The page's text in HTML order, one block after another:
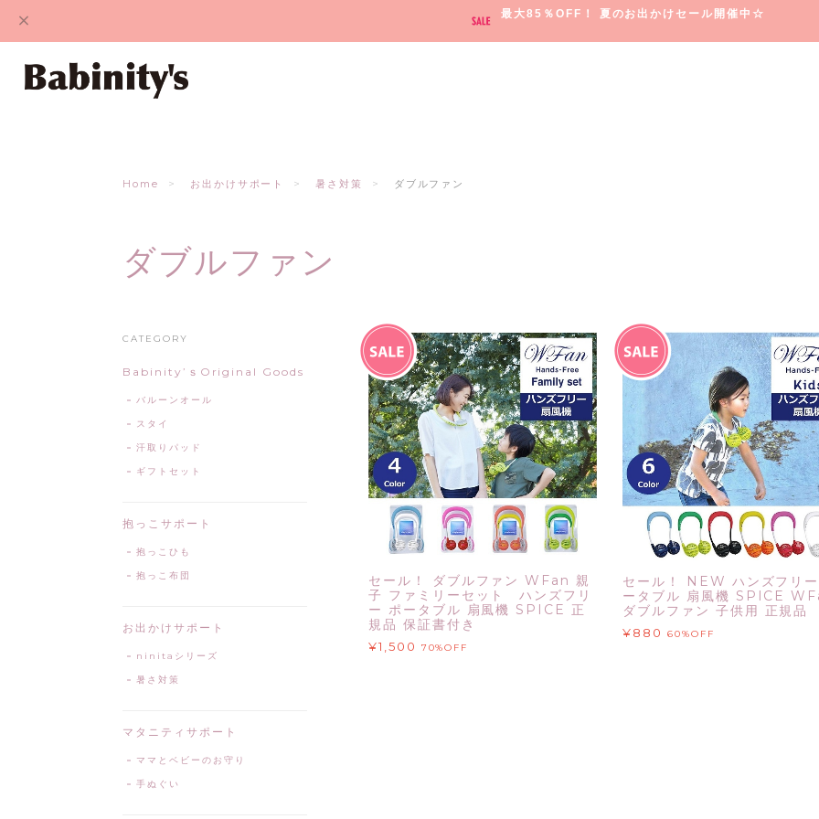
最大85％OFF！ 夏のお出かけセール開催中☆
Home お出かけサポート 暑さ対策 ダブルファン
ダブルファン
セール！ ダブルファン WFan 親
子 ファミリーセット ハンズフリ
ー ポータブル 扇風機 SPICE 正
規品 保証書付き
¥1,500 70%OFF
セール！ NEW ハンズフリ
ータブル 扇風機 SPICE
ダブルファン 子供用 正規品
¥880 60%OFF
CATEGORY
Babinity’ｓOriginal Goods
バルーンオール
スタイ
汗取りパッド
ギフトセット
抱っこサポート
抱っこひも
抱っこ布団
お出かけサポート
ninitaシリーズ
暑さ対策
マタニティサポート
ママとベビーのお守り
手ぬぐい